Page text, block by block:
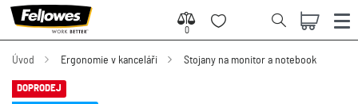
0
0
Úvod Ergonomie v kanceláři Stojany na monitor a notebook
DOPRODEJ